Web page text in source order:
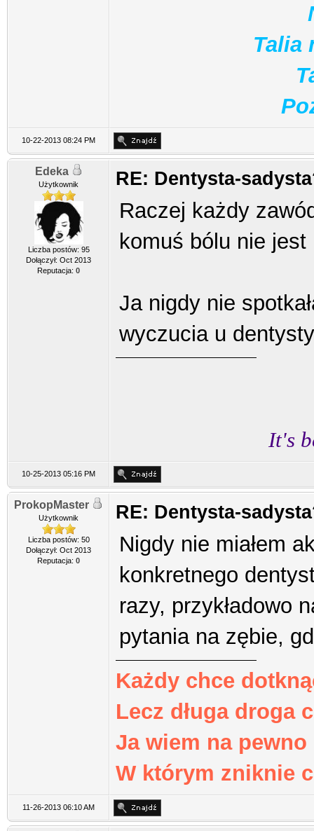
Talia
10-22-2013 08:24 PM
Edeka
Użytkownik
Liczba postów: 95
Dołączył: Oct 2013
Reputacja: 0
RE: Dentysta-
Raczej każdy
komuś bólu nie
Ja nigdy nie
wyczucia u
It's
10-25-2013 05:16 PM
ProkopMaster
Użytkownik
Liczba postów: 50
Dołączył: Oct 2013
Reputacja: 0
RE: Dentysta-
Nigdy nie miałem
konkretnego
razy, przykładowo
pytania na zębie,
Każdy chce
Lecz długa droga
Ja wiem na
W którym zniknie
11-26-2013 06:10 AM